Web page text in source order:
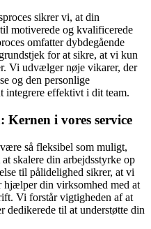
sikrer vi, at din
motiverede og kvalificerede
omfatter dybdegående
for at sikre, at vi kun
Vi udvælger nøje vikarer, der
og den personlige
integrere effektivt i dit team.
i vores service
så fleksibel som muligt,
skalere din arbejdsstyrke op
til pålidelighed sikrer, at vi
hjælper din virksomhed med at
Vi forstår vigtigheden af at
dedikerede til at understøtte din